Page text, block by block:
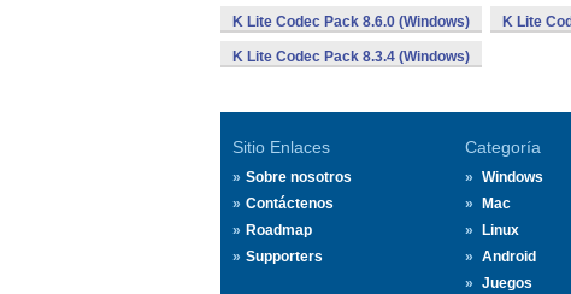
K Lite Codec Pack 8.6.0 (Windows) K Lite
K Lite Codec Pack 8.3.4 (Windows)
Sitio Enlaces
Sobre nosotros
Contáctenos
Roadmap
Supporters
Categoría
Windows
Mac
Linux
Android
Juegos